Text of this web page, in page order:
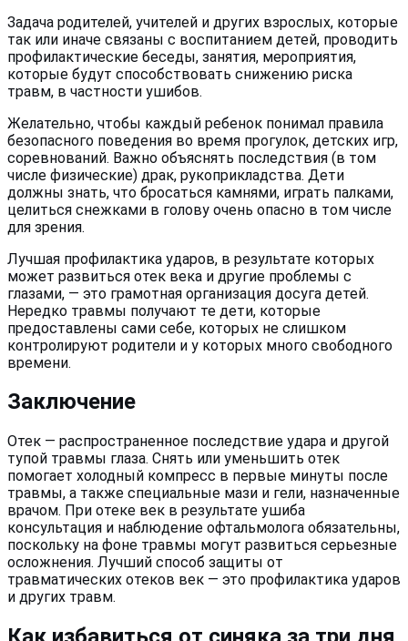
Задача родителей, учителей и других взрослых, которые
так или иначе связаны с воспитанием детей, проводить
профилактические беседы, занятия, мероприятия,
которые будут способствовать снижению риска
травм, в частности ушибов.
Желательно, чтобы каждый ребенок понимал правила
безопасного поведения во время прогулок, детских игр,
соревнований. Важно объяснять последствия (в том
числе физические) драк, рукоприкладства. Дети
должны знать, что бросаться камнями, играть палками,
целиться снежками в голову очень опасно в том числе
для зрения.
Лучшая профилактика ударов, в результате которых
может развиться отек века и другие проблемы с
глазами, — это грамотная организация досуга детей.
Нередко травмы получают те дети, которые
предоставлены сами себе, которых не слишком
контролируют родители и у которых много свободного
времени.
Заключение
Отек — распространенное последствие удара и другой
тупой травмы глаза. Снять или уменьшить отек
помогает холодный компресс в первые минуты после
травмы, а также специальные мази и гели, назначенные
врачом. При отеке век в результате ушиба
консультация и наблюдение офтальмолога обязательны,
поскольку на фоне травмы могут развиться серьезные
осложнения. Лучший способ защиты от
травматических отеков век — это профилактика ударов
и других травм.